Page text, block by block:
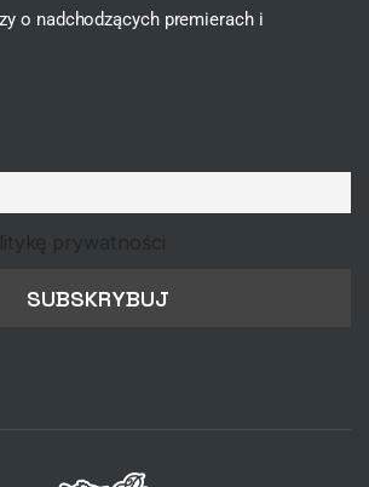
o nadchodzących premierach i
prywatności